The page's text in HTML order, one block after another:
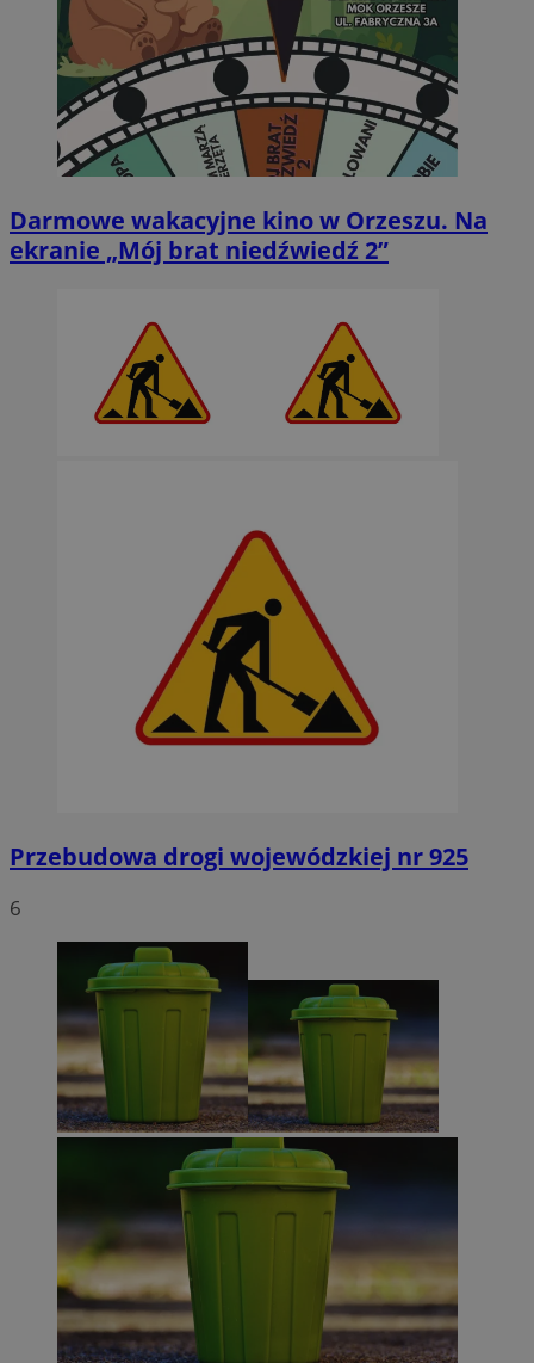
Darmowe wakacyjne kino w Orzeszu. Na
ekranie „Mój brat niedźwiedź 2”
Przebudowa drogi wojewódzkiej nr 925
6